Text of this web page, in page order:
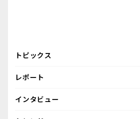
トピックス
レポート
インタビュー